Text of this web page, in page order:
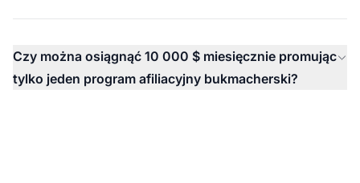
Czy można osiągnąć 10 000 $ miesięcznie promując
tylko jeden program afiliacyjny bukmacherski?